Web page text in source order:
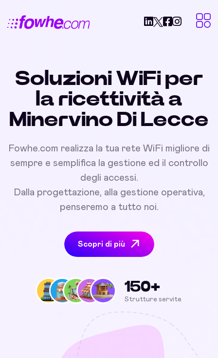
Soluzioni WiFi per
la ricettività a
Minervino Di Lecce
Fowhe.com realizza la tua rete WiFi migliore di
sempre e semplifica la gestione ed il controllo
degli accessi.
Dalla progettazione, alla gestione operativa,
penseremo a tutto noi.
Scopri di più
150+
Strutture servite